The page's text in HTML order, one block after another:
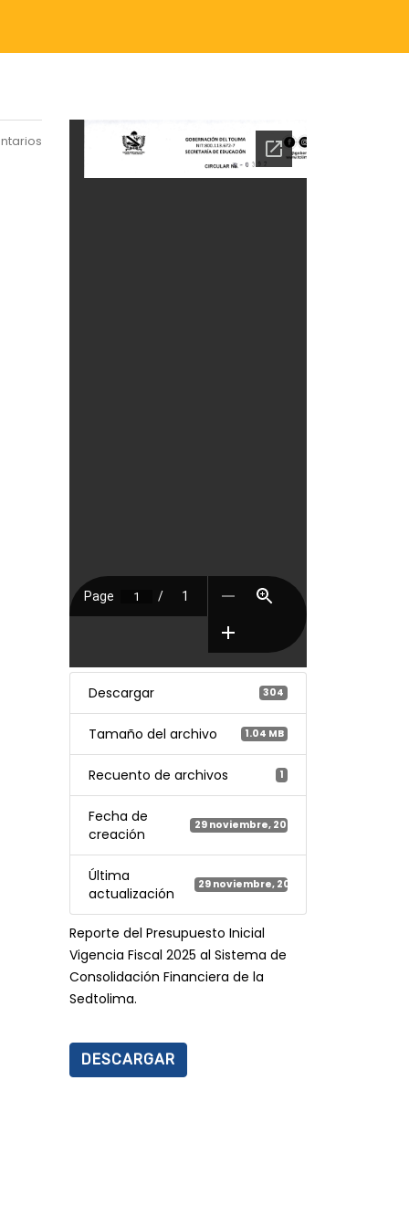
Descargar 304
Tamaño del archivo 1.04 MB
Recuento de archivos 1
Fecha de
creación
29 noviembre, 2024
Última
actualización
29 noviembre, 2024
Reporte del Presupuesto Inicial
Vigencia Fiscal 2025 al Sistema de
Consolidación Financiera de la
Sedtolima.
DESCARGAR